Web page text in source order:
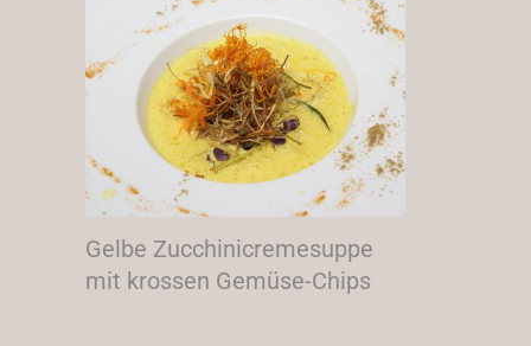
Gelbe Zucchinicremesuppe
mit krossen Gemüse-Chips